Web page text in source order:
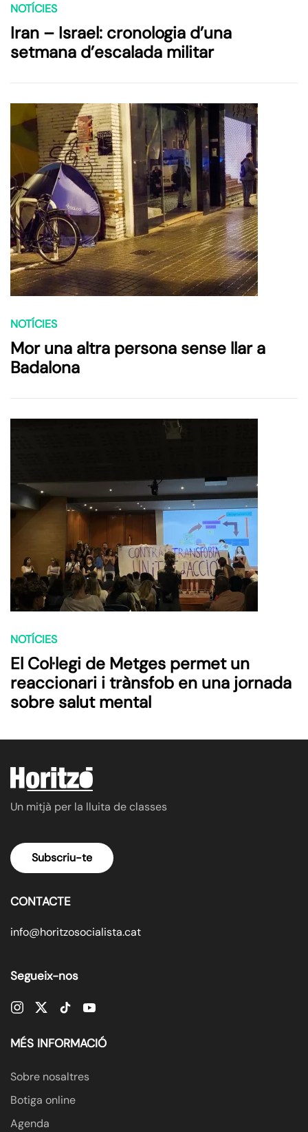
NOTÍCIES
Iran – Israel: cronologia d’una
setmana d’escalada militar
NOTÍCIES
Mor una altra persona sense llar a
Badalona
NOTÍCIES
El Col·legi de Metges permet un
reaccionari i trànsfob en una jornada
sobre salut mental
Un mitjà per la lluita de classes
Subscriu-te
CONTACTE
info@horitzosocialista.cat
Segueix-nos
MÉS INFORMACIÓ
Sobre nosaltres
Botiga online
Agenda